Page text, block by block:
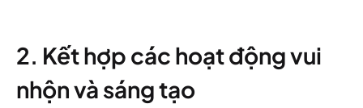
2. Kết hợp các hoạt động vui
nhộn và sáng tạo